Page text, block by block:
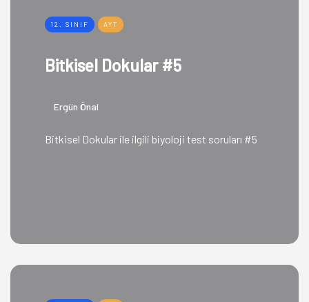
12. SINIF AYT
Bitkisel Dokular #5
Ergün Önal
Bitkisel Dokular ile ilgili biyoloji test soruları #5